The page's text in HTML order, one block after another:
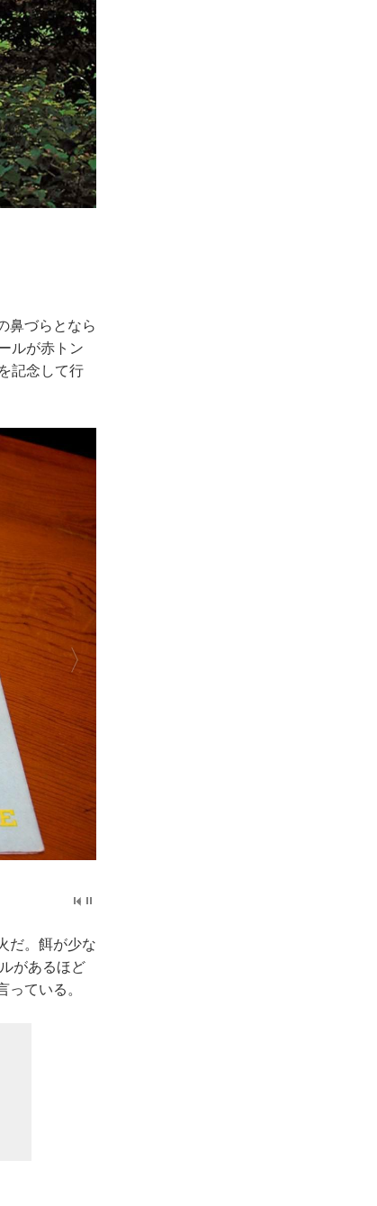
鼻づらとなら
ルが赤トン
記念して行
だ。餌が少な
があるほど
ている。